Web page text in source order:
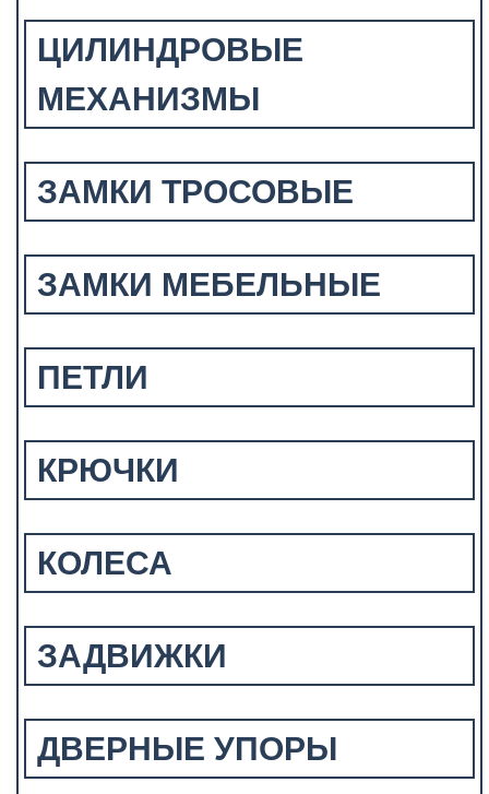
ЦИЛИНДРОВЫЕ
МЕХАНИЗМЫ
ЗАМКИ ТРОСОВЫЕ
ЗАМКИ МЕБЕЛЬНЫЕ
ПЕТЛИ
КРЮЧКИ
КОЛЕСА
ЗАДВИЖКИ
ДВЕРНЫЕ УПОРЫ